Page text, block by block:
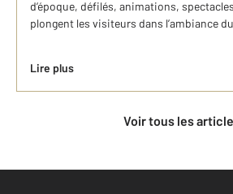
d’époque, défilés, animations,
plongent les visiteurs dans l’ambiance
Lire plus
Voir tous les